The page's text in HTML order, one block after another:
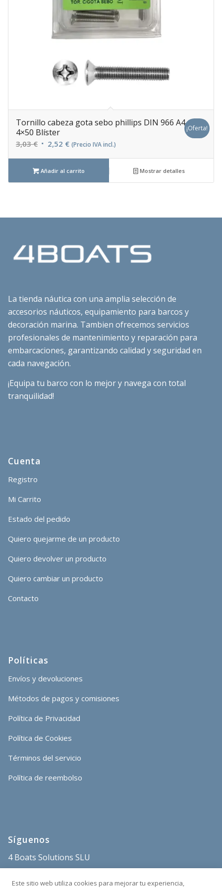
Tornillo cabeza gota sebo phillips DIN 966 A4
4×50 Blíster
3,03€ El 2,52 €El(Precio IVA incl.)
¡Oferta!
Añadir al carrito Mostrar detalles
La tienda náutica con una amplia selección de
accesorios náuticos, equipamiento para barcos y
decoración marina. Tambien ofrecemos servicios
profesionales de mantenimiento y reparación para
embarcaciones, garantizando calidad y seguridad en
cada navegación.
¡Equipa tu barco con lo mejor y navega con total
tranquilidad!
Cuenta
Registro
Mi Carrito
Estado del pedido
Quiero quejarme de un producto
Quiero devolver un producto
Quiero cambiar un producto
Contacto
Políticas
Envíos y devoluciones
Métodos de pagos y comisiones
Política de Privacidad
Política de Cookies
Términos del servicio
Política de reembolso
Síguenos
4 Boats Solutions SLU
Este sitio web utiliza cookies para mejorar tu experiencia,